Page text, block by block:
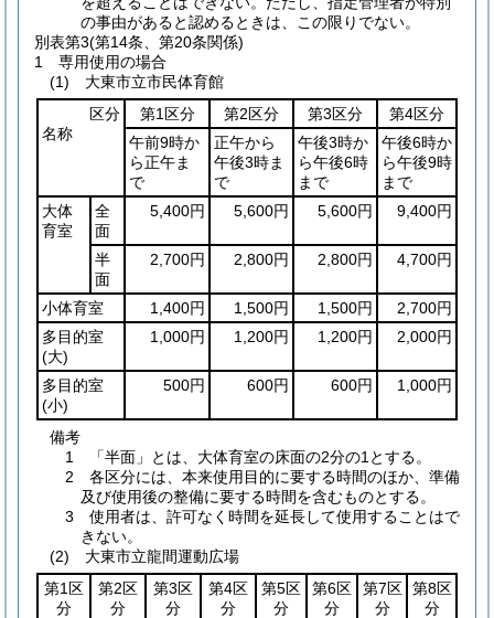
の事由があると認めるときは、この限りでない。
別表第3(第14条、第20条関係)
1 専用使用の場合
(1) 大東市立市民体育館
区分
名称
第1区分 第2区分 第3区分
第4区分
午前9時か
ら正午ま
で
正午から
午後3時ま
で
午後3時か
ら午後6時
まで
午後6時か
ら午後9時
まで
大体
育室
全
面
5,400円 5,600円 5,600円 9,400円
半
面
2,700円 2,800円 2,800円 4,700円
小体育室 1,400円 1,500円 1,500円
2,700円
多目的室
(大)
1,000円 1,200円 1,200円 2,000円
多目的室
(小)
500円 600円 600円 1,000円
備考
1 「半面」とは、大体育室の床面の2分の1とする。
2 各区分には、本来使用目的に要する時間のほか、準備
及び使用後の整備に要する時間を含むものとする。
3 使用者は、許可なく時間を延長して使用することはで
きない。
(2) 大東市立龍間運動広場
第1区
分
第2区
分
第3区
分
第4区
分
第5区
分
第6区
分
第7区
分
第8区
分